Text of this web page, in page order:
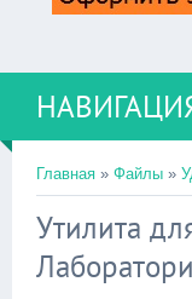
Главная » Файлы »
Утилита